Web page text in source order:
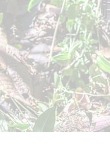
PANDAS
AUCH!
Cookies
uns eine
Website.
welche Art
Deine
Website